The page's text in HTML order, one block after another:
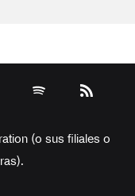
(o sus filiales o